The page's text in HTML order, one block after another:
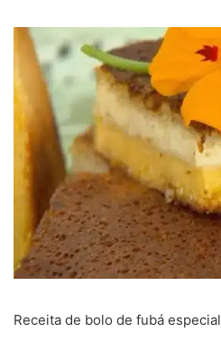
Receita de bolo de fubá especial